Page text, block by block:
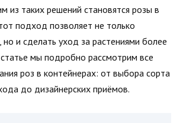
из таких решений становятся розы в
подход позволяет не только
но и сделать уход за растениями более
мы подробно рассмотрим все
роз в контейнерах: от выбора сорта
до дизайнерских приёмов.